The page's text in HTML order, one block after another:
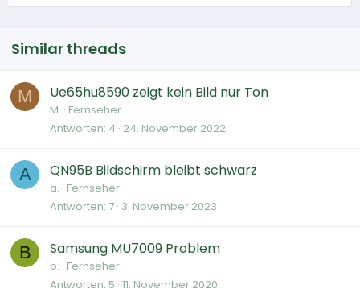
Similar threads
M Ue65hu8590 zeigt kein Bild nur Ton
M. Fernseher
Antworten 4 24. November 2022
A QN95B Bildschirm bleibt schwarz
a. Fernseher
Antworten 7 3. November 2023
B Samsung MU7009 Problem
b. Fernseher
Antworten 5 11. November 2020